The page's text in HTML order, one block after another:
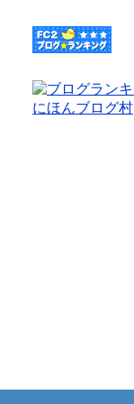
にほんブログ村